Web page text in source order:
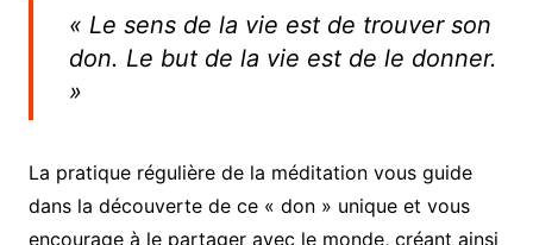
« Le sens de la vie est de trouver son
don. Le but de la vie est de le donner.
»
La pratique régulière de la méditation vous guide
dans la découverte de ce « don » unique et vous
encourage à le partager avec le monde, créant ainsi